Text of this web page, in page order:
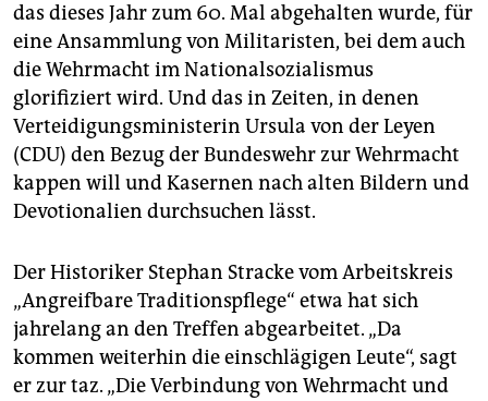
das dieses Jahr zum 60. Mal abgehalten wurde, für
eine Ansammlung von Militaristen, bei dem auch
die Wehrmacht im Nationalsozialismus
glorifiziert wird. Und das in Zeiten, in denen
Verteidigungsministerin Ursula von der Leyen
(CDU) den Bezug der Bundeswehr zur Wehrmacht
kappen will und Kasernen nach alten Bildern und
Devotionalien durchsuchen lässt.
Der Historiker Stephan Stracke vom Arbeitskreis
„Angreifbare Traditionspflege“ etwa hat sich
jahrelang an den Treffen abgearbeitet. „Da
kommen weiterhin die einschlägigen Leute“, sagt
er zur taz. „Die Verbindung von Wehrmacht und